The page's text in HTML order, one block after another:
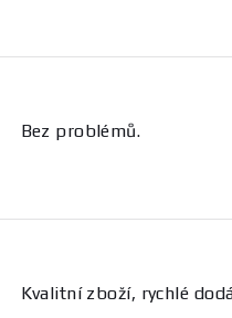
Bez problémů.
Kvalitní zboží, rychlé